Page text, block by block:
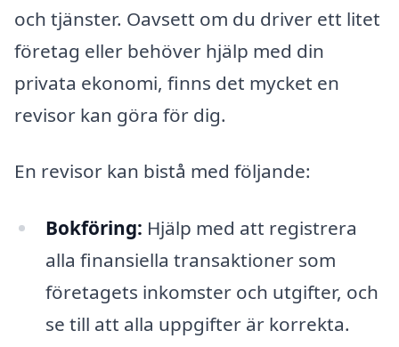
och tjänster. Oavsett om du driver ett litet
företag eller behöver hjälp med din
privata ekonomi, finns det mycket en
revisor kan göra för dig.
En revisor kan bistå med följande:
Bokföring: Hjälp med att registrera
alla finansiella transaktioner som
företagets inkomster och utgifter, och
se till att alla uppgifter är korrekta.